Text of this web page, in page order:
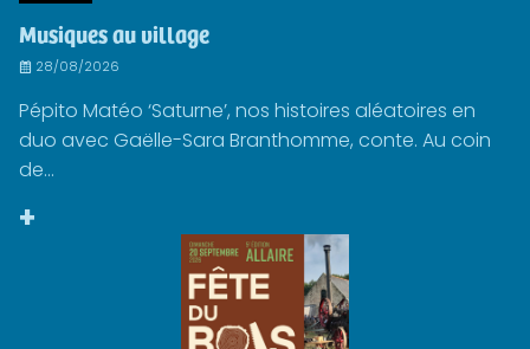
Musiques au village
28/08/2026
Pépito Matéo ‘Saturne’, nos histoires aléatoires en
duo avec Gaëlle-Sara Branthomme, conte. Au coin
de...
+